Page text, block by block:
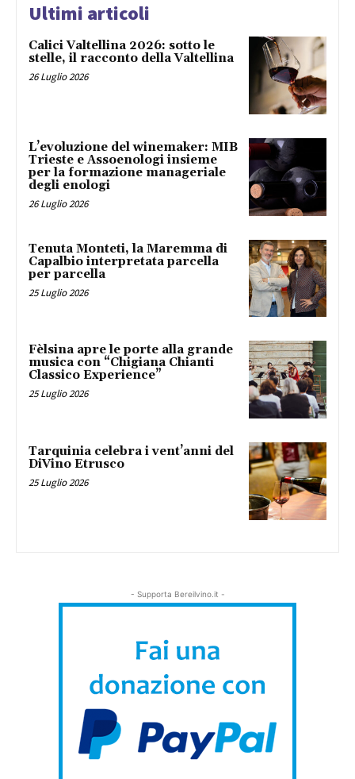
Ultimi articoli
Calici Valtellina 2026: sotto le
stelle, il racconto della Valtellina
26 Luglio 2026
L’evoluzione del winemaker: MIB
Trieste e Assoenologi insieme
per la formazione manageriale
degli enologi
26 Luglio 2026
Tenuta Monteti, la Maremma di
Capalbio interpretata parcella
per parcella
25 Luglio 2026
Fèlsina apre le porte alla grande
musica con “Chigiana Chianti
Classico Experience”
25 Luglio 2026
Tarquinia celebra i vent’anni del
DiVino Etrusco
25 Luglio 2026
- Supporta Bereilvino.it -